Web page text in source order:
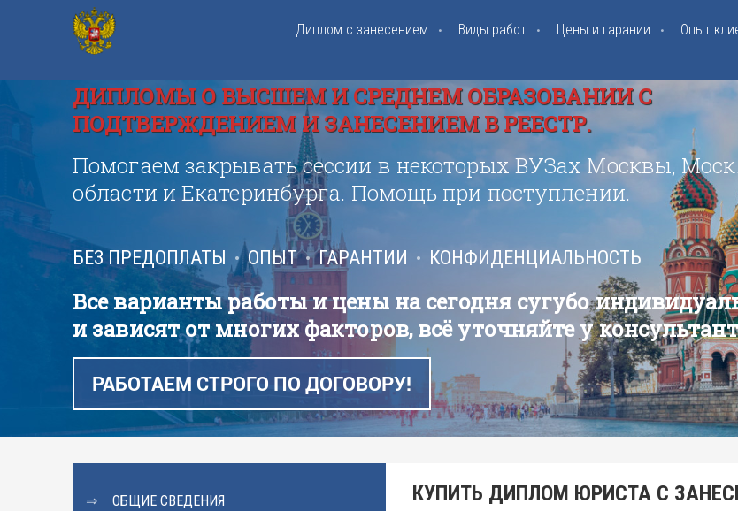
Диплом с занесением Виды работ Цены и гарании Опыт
ДИПЛОМЫ О ВЫСШЕМ И СРЕДНЕМ ОБРАЗОВАНИИ С
ПОДТВЕРЖДЕНИЕМ И ЗАНЕСЕНИЕМ В РЕЕСТР.
Помогаем закрывать сессии в некоторых ВУЗах Москвы,
области и Екатеринбурга. Помощь при поступлении.
БЕЗ ПРЕДОПЛАТЫ ОПЫТ ГАРАНТИИ КОНФИДЕНЦИАЛЬНОСТЬ
Все варианты работы и цены на сегодня сугубо
и зависят от многих факторов, всё уточняйте у
РАБОТАЕМ СТРОГО ПО ДОГОВОРУ!
ОБЩИЕ СВЕДЕНИЯ КУПИТЬ ДИПЛОМ ЮРИСТА С